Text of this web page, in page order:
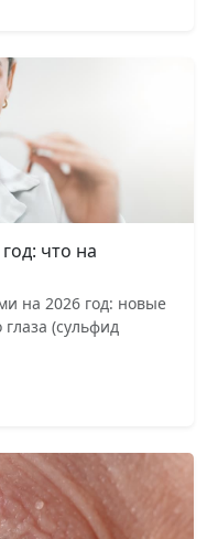
что на
на 2026 год: новые
(сульфид